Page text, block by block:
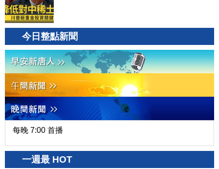
今日整點新聞
每晚 7:00 首播
一週最 HOT